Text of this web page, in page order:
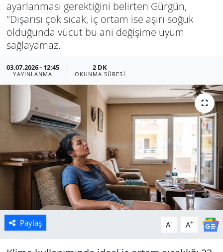
ayarlanması gerektiğini belirten Gürgün,
"Dışarısı çok sıcak, iç ortam ise aşırı soğuk
olduğunda vücut bu ani değişime uyum
sağlayamaz.
03.07.2026 - 12:45
YAYINLANMA
2 DK
OKUNMA SÜRESI
Paylaş A- A+
Muğla
Politika
Uşak